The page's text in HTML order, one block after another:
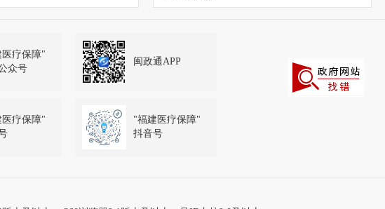
医疗保障"
众号
闽政通APP
医疗保障"
"福建医疗保障"
抖音号